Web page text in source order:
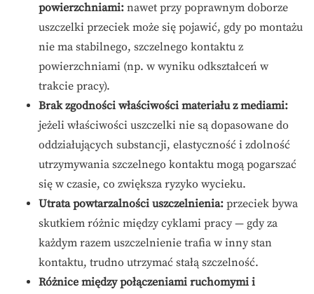
powierzchniami: nawet przy poprawnym doborze
uszczelki przeciek może się pojawić, gdy po montażu
nie ma stabilnego, szczelnego kontaktu z
powierzchniami (np. w wyniku odkształceń w
trakcie pracy).
Brak zgodności właściwości materiału z mediami:
jeżeli właściwości uszczelki nie są dopasowane do
oddziałujących substancji, elastyczność i zdolność
utrzymywania szczelnego kontaktu mogą pogarszać
się w czasie, co zwiększa ryzyko wycieku.
Utrata powtarzalności uszczelnienia: przeciek bywa
skutkiem różnic między cyklami pracy — gdy za
każdym razem uszczelnienie trafia w inny stan
kontaktu, trudno utrzymać stałą szczelność.
Różnice między połączeniami ruchomymi i